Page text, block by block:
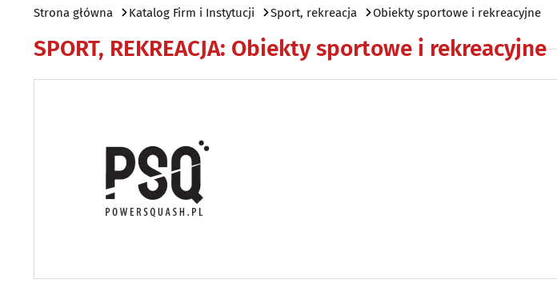
Strona główna Katalog Firm i Instytucji Sport, rekreacja Obiekty sportowe i rekreacyjne
SPORT, REKREACJA: Obiekty sportowe i rekreacyjne